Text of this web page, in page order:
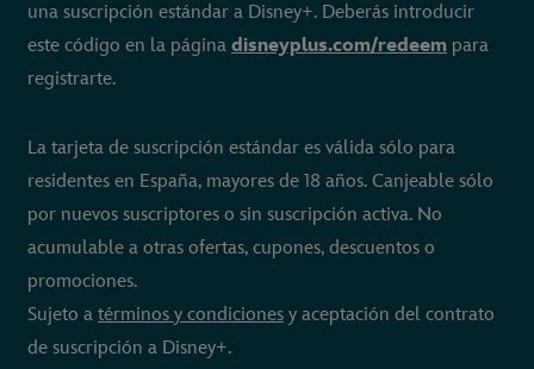
una suscripción estándar a Disney+. Deberás introducir
este código en la página disneyplus.com/redeem para
registrarte.
La tarjeta de suscripción estándar es válida sólo para
residentes en España, mayores de 18 años. Canjeable sólo
por nuevos suscriptores o sin suscripción activa. No
acumulable a otras ofertas, cupones, descuentos o
promociones.
Sujeto a términos y condiciones y aceptación del contrato
de suscripción a Disney+.